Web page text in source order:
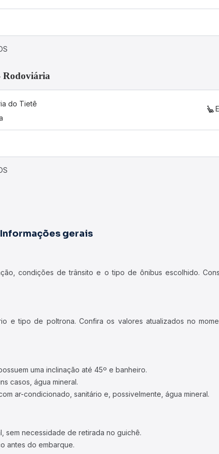
Rodoviária
do Tietê
Informações gerais
condições de trânsito e o tipo de ônibus escolhido.
e tipo de poltrona. Confira os valores atualizados no
uma inclinação até 45º e banheiro.
casos, água mineral.
ar-condicionado, sanitário e, possivelmente, água mineral.
sem necessidade de retirada no guichê.
antes do embarque.